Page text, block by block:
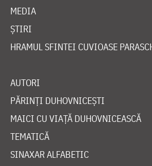
MEDIA
ȘTIRI
HRAMUL SFINTEI CUVIOASE
AUTORI
PĂRINȚI DUHOVNICEȘTI
MAICI CU VIAȚĂ DUHOVNICEASCĂ
TEMATICĂ
SINAXAR ALFABETIC